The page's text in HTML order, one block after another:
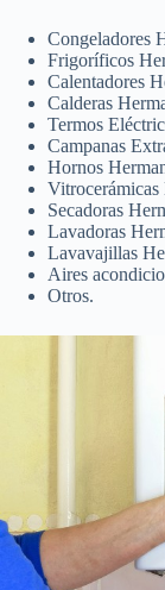
Congeladores
Frigoríficos
Calentadores
Calderas
Termos
Campanas
Hornos
Secadoras
Lavadoras
Lavavajillas
Aires
Otros.